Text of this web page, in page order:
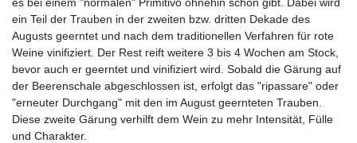
ein Teil der Trauben in der zweiten bzw. dritten Dekade des
Augusts geerntet und nach dem traditionellen Verfahren für rote
Weine vinifiziert. Der Rest reift weitere 3 bis 4 Wochen am Stock,
bevor auch er geerntet und vinifiziert wird. Sobald die Gärung auf
der Beerenschale abgeschlossen ist, erfolgt das "ripassare" oder
"erneuter Durchgang" mit den im August geernteten Trauben.
Diese zweite Gärung verhilft dem Wein zu mehr Intensität, Fülle
und Charakter.